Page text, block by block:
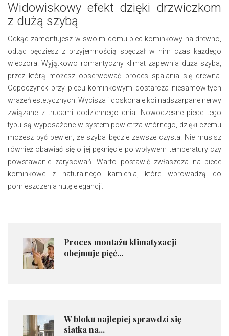
Widowiskowy efekt dzięki drzwiczkom
z dużą szybą
Odkąd zamontujesz w swoim domu piec kominkowy na drewno,
odtąd będziesz z przyjemnością spędzał w nim czas każdego
wieczora. Wyjątkowo romantyczny klimat zapewnia duża szyba,
przez którą możesz obserwować proces spalania się drewna.
Odpoczynek przy piecu kominkowym dostarcza niesamowitych
wrażeń estetycznych. Wycisza i doskonale koi nadszarpane nerwy
związane z trudami codziennego dnia. Nowoczesne piece tego
typu są wyposażone w system powietrza wtórnego, dzięki czemu
możesz być pewien, że szyba będzie zawsze czysta. Nie musisz
również obawiać się o jej pęknięcie po wpływem temperatury czy
powstawanie zarysowań. Warto postawić zwłaszcza na piece
kominkowe z naturalnego kamienia, które wprowadzą do
pomieszczenia nutę elegancji.
​Proces montażu klimatyzacji
obejmuje pięć...
​W bloku najlepiej sprawdzi się
siatka na...